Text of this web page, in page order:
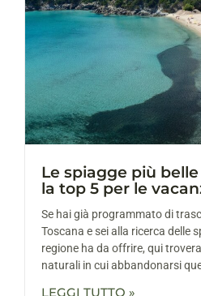
Le spiagge più
la top 5 per le
Se hai già programmato di
Toscana e sei alla ricerca delle
regione ha da offrire, qui
naturali in cui abbandonarsi
LEGGI TUTTO »